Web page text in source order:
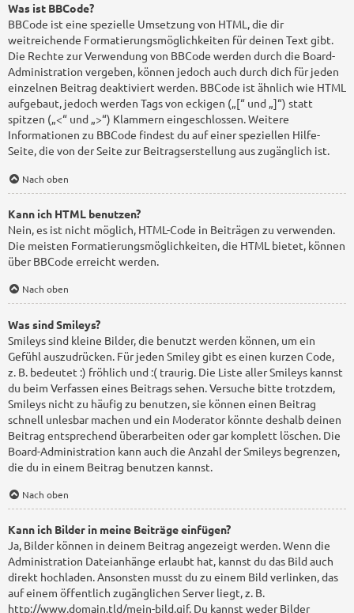
Was ist BBCode?
BBCode ist eine spezielle Umsetzung von HTML, die dir
weitreichende Formatierungsmöglichkeiten für deinen Text gibt.
Die Rechte zur Verwendung von BBCode werden durch die Board-
Administration vergeben, können jedoch auch durch dich für jeden
einzelnen Beitrag deaktiviert werden. BBCode ist ähnlich wie HTML
aufgebaut, jedoch werden Tags von eckigen („[“ und „]“) statt
spitzen („<“ und „>“) Klammern eingeschlossen. Weitere
Informationen zu BBCode findest du auf einer speziellen Hilfe-
Seite, die von der Seite zur Beitragserstellung aus zugänglich ist.
Nach oben
Kann ich HTML benutzen?
Nein, es ist nicht möglich, HTML-Code in Beiträgen zu verwenden.
Die meisten Formatierungsmöglichkeiten, die HTML bietet, können
über BBCode erreicht werden.
Nach oben
Was sind Smileys?
Smileys sind kleine Bilder, die benutzt werden können, um ein
Gefühl auszudrücken. Für jeden Smiley gibt es einen kurzen Code,
z. B. bedeutet :) fröhlich und :( traurig. Die Liste aller Smileys kannst
du beim Verfassen eines Beitrags sehen. Versuche bitte trotzdem,
Smileys nicht zu häufig zu benutzen, sie können einen Beitrag
schnell unlesbar machen und ein Moderator könnte deshalb deinen
Beitrag entsprechend überarbeiten oder gar komplett löschen. Die
Board-Administration kann auch die Anzahl der Smileys begrenzen,
die du in einem Beitrag benutzen kannst.
Nach oben
Kann ich Bilder in meine Beiträge einfügen?
Ja, Bilder können in deinem Beitrag angezeigt werden. Wenn die
Administration Dateianhänge erlaubt hat, kannst du das Bild auch
direkt hochladen. Ansonsten musst du zu einem Bild verlinken, das
auf einem öffentlich zugänglichen Server liegt, z. B.
http://www.domain.tld/mein-bild.gif. Du kannst weder Bilder